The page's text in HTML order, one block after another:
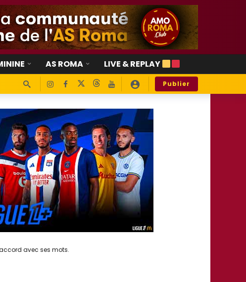
AS ROMA LIVE & REPLAY
Publier
avec ses mots.